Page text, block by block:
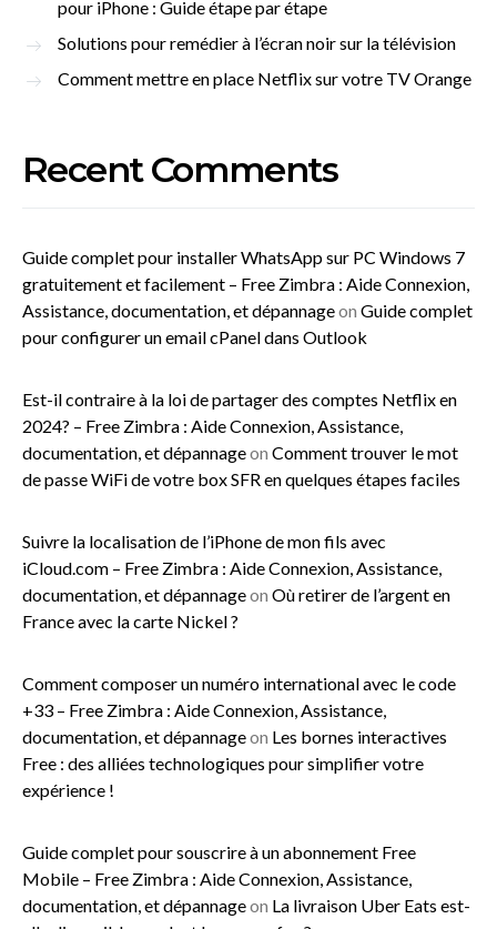
pour iPhone : Guide étape par étape
Solutions pour remédier à l’écran noir sur la télévision
Comment mettre en place Netflix sur votre TV Orange
Recent Comments
Guide complet pour installer WhatsApp sur PC Windows 7
gratuitement et facilement – Free Zimbra : Aide Connexion,
Assistance, documentation, et dépannageon Guide complet
pour configurer un email cPanel dans Outlook
Est-il contraire à la loi de partager des comptes Netflix en
2024? – Free Zimbra : Aide Connexion, Assistance,
documentation, et dépannageon Comment trouver le mot
de passe WiFi de votre box SFR en quelques étapes faciles
Suivre la localisation de l’iPhone de mon fils avec
iCloud.com – Free Zimbra : Aide Connexion, Assistance,
documentation, et dépannageon Où retirer de l’argent en
France avec la carte Nickel ?
Comment composer un numéro international avec le code
+33 – Free Zimbra : Aide Connexion, Assistance,
documentation, et dépannageon Les bornes interactives
Free : des alliées technologiques pour simplifier votre
expérience !
Guide complet pour souscrire à un abonnement Free
Mobile – Free Zimbra : Aide Connexion, Assistance,
documentation, et dépannageon La livraison Uber Eats est-